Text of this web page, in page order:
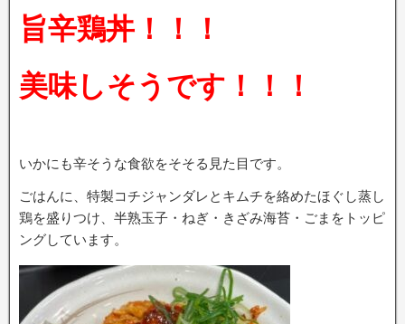
旨辛鶏丼！！！
美味しそうです！！！
いかにも辛そうな食欲をそそる見た目です。
ごはんに、特製コチジャンダレとキムチを絡めたほぐし蒸し
鶏を盛りつけ、半熟玉子・ねぎ・きざみ海苔・ごまをトッピ
ングしています。